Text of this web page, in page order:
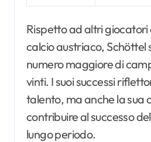
Rispetto ad altri giocatori
calcio austriaco, Schöttel
numero maggiore di
vinti. I suoi successi
talento, ma anche la sua
contribuire al successo
lungo periodo.